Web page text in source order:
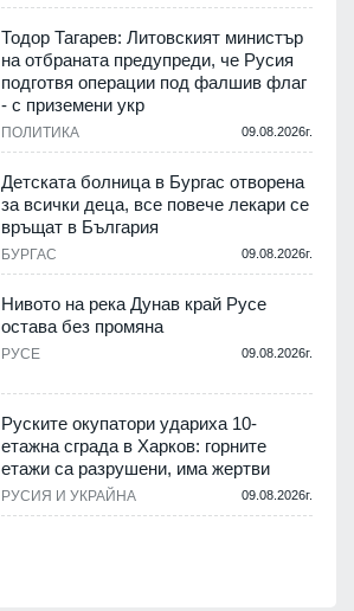
Тодор Тагарев: Литовският министър
на отбраната предупреди, че Русия
подготвя операции под фалшив флаг
- с приземени укр
ПОЛИТИКА 09.08.2026г.
Детската болница в Бургас отворена
за всички деца, все повече лекари се
връщат в България
БУРГАС 09.08.2026г.
Нивото на река Дунав край Русе
остава без промяна
РУСЕ 09.08.2026г.
Руските окупатори удариха 10-
етажна сграда в Харков: горните
етажи са разрушени, има жертви
РУСИЯ И УКРАЙНА 09.08.2026г.